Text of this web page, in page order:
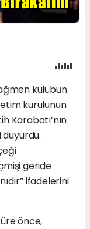
kulübün
kurulunun
Karabatı’nın
geride
ifadelerini
önce,